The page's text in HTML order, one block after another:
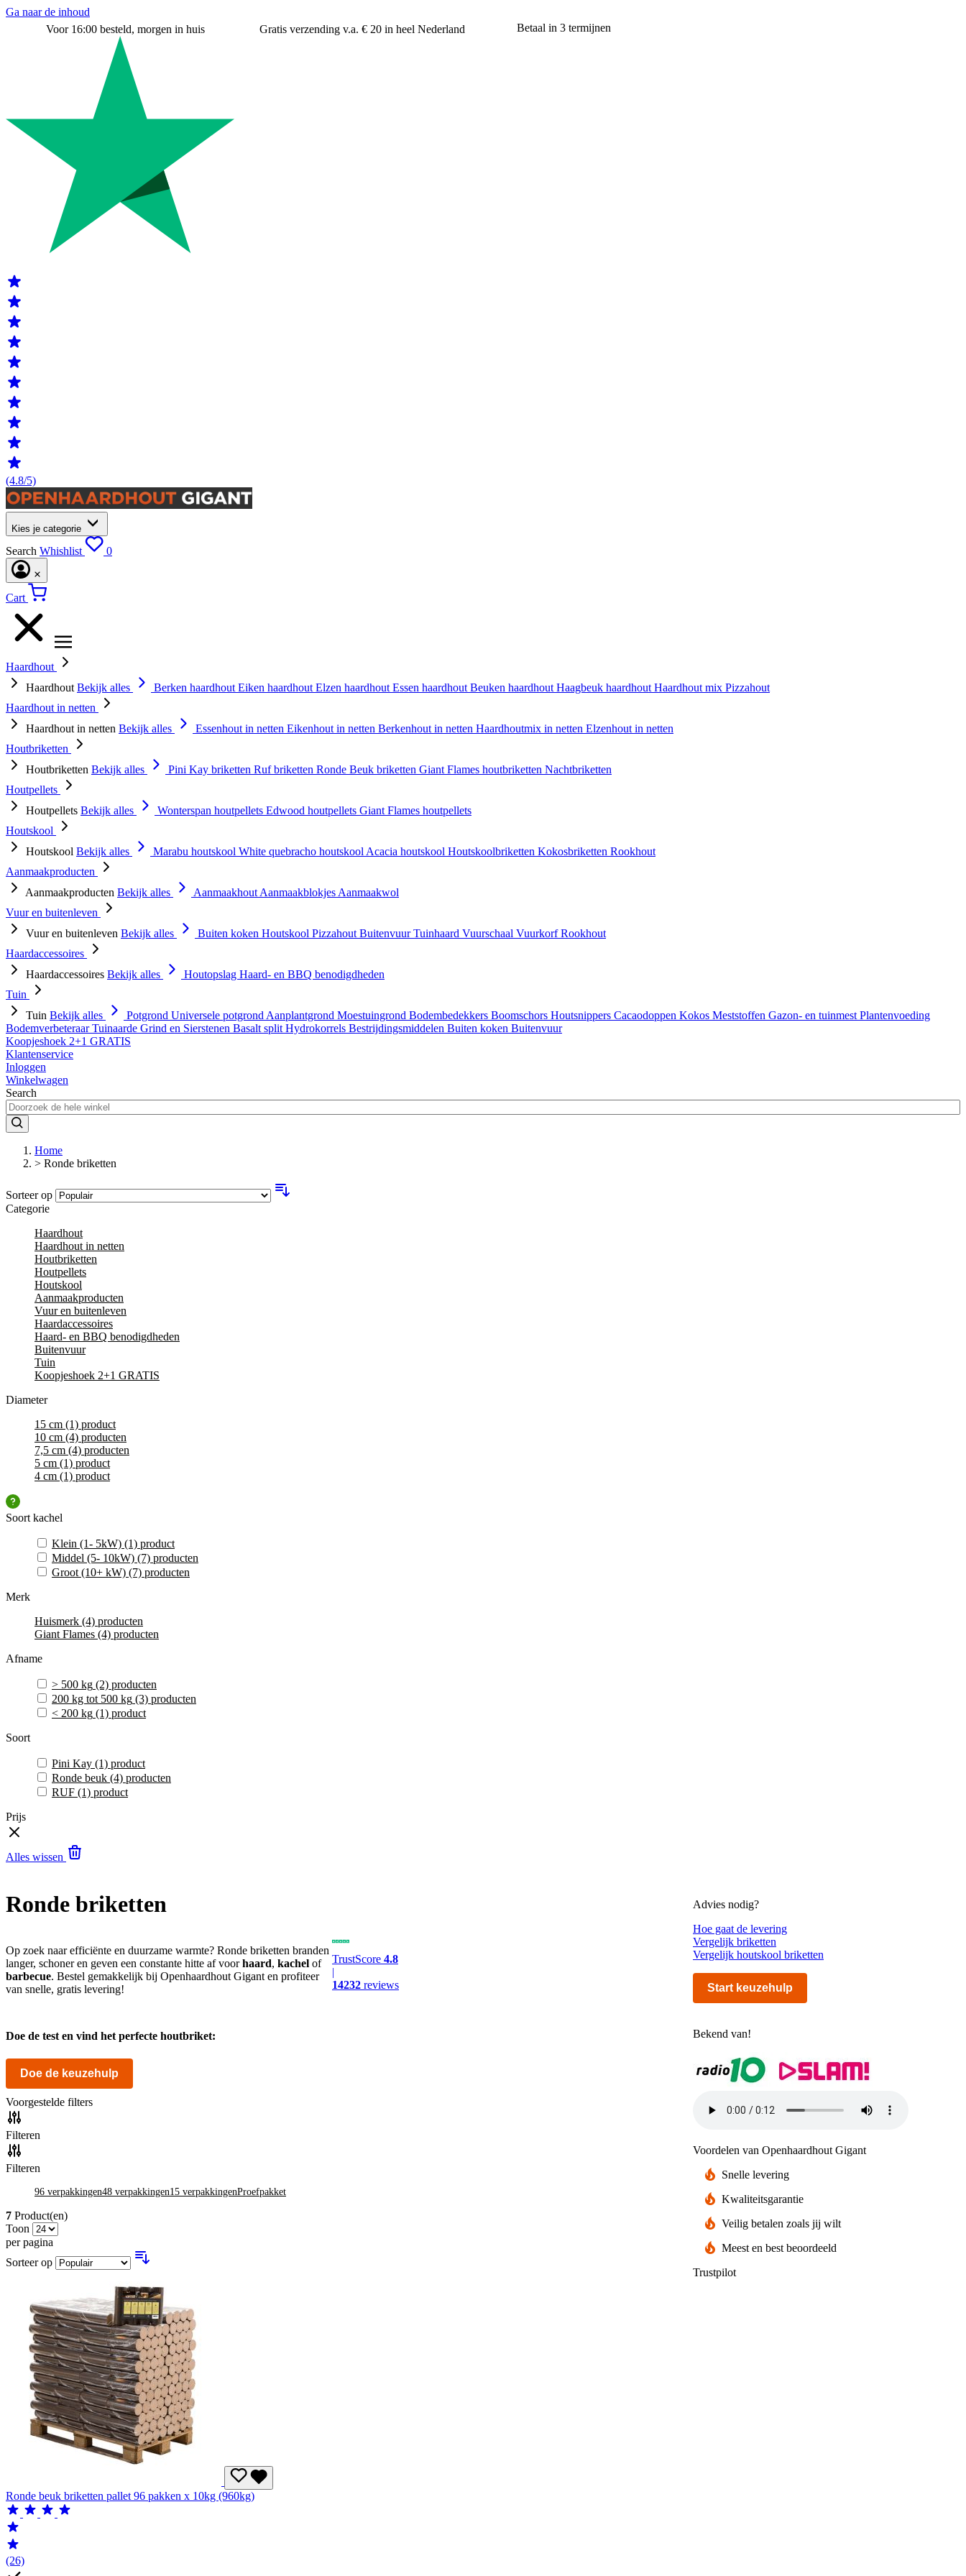
Ga naar de inhoud
Voor 16:00 besteld, morgen in huis
Gratis verzending v.a. € 20 in heel Nederland Betaal in 3 termijnen
(4.8/5)
Kies je categorie
Search Whishlist 0
Cart
Haardhout
Haardhout Bekijk alles Berken haardhout Eiken haardhout Elzen haardhout Essen haardhout Beuken haardhout Haagbeuk haardhout Haardhout mix Pizzahout
Haardhout in netten
Haardhout in netten Bekijk alles Essenhout in netten Eikenhout in netten Berkenhout in netten Haardhoutmix in netten Elzenhout in netten
Houtbriketten
Houtbriketten Bekijk alles Pini Kay briketten Ruf briketten Ronde Beuk briketten Giant Flames houtbriketten Nachtbriketten
Houtpellets
Houtpellets Bekijk alles Wonterspan houtpellets Edwood houtpellets Giant Flames houtpellets
Houtskool
Houtskool Bekijk alles Marabu houtskool White quebracho houtskool Acacia houtskool Houtskoolbriketten Kokosbriketten Rookhout
Aanmaakproducten
Aanmaakproducten Bekijk alles Aanmaakhout Aanmaakblokjes Aanmaakwol
Vuur en buitenleven
Vuur en buitenleven Bekijk alles Buiten koken Houtskool Pizzahout BuitenvuurTuinhaard Vuurschaal VuurkorfRookhout
Haardaccessoires
Haardaccessoires Bekijk alles Houtopslag Haard- en BBQ benodigdheden
Tuin
Tuin Bekijk alles Potgrond Universele potgrond Aanplantgrond Moestuingrond Bodembedekkers Boomschors Houtsnippers Cacaodoppen Kokos Meststoffen Gazon- en tuinmest Plantenvoeding
BodemverbeteraarTuinaarde Grind en Sierstenen Basalt split Hydrokorrels Bestrijdingsmiddelen Buiten koken Buitenvuur
Koopjeshoek 2+1 GRATIS
Klantenservice
Inloggen
Winkelwagen
Search
Home
> Ronde briketten
Sorteer op
Categorie
Haardhout
Haardhout in netten
Houtbriketten
Houtpellets
Houtskool
Aanmaakproducten
Vuur en buitenleven
Haardaccessoires
Haard- en BBQ benodigdheden
Buitenvuur
Tuin
Koopjeshoek 2+1 GRATIS
Diameter
15 cm (1) product
10 cm (4) producten
7,5 cm (4) producten
5 cm (1) product
4 cm (1) product
Soort kachel
Klein (1- 5kW) (1) product
Middel (5- 10kW) (7) producten
Groot (10+ kW) (7) producten
Merk
Huismerk (4) producten
Giant Flames (4) producten
Afname
> 500 kg (2) producten
200 kg tot 500 kg (3) producten
< 200 kg (1) product
Soort
Pini Kay (1) product
Ronde beuk (4) producten
RUF (1) product
Prijs
Alles wissen
Ronde briketten
Op zoek naar efficiënte en duurzame warmte? Ronde briketten branden
langer, schoner en geven een constante hitte af voorhaard, kachel of
barbecue. Bestel gemakkelijk bij Openhaardhout Gigant en profiteer
van snelle, gratis levering!
TrustScore 4.8
|
14232 reviews
Doe de test en vind het perfecte houtbriket:
Doe de keuzehulp
Voorgestelde filters
Filteren
Filteren
96 verpakkingen48 verpakkingen15 verpakkingenProefpakket
7 Product(en)
Toon
per pagina
Sorteer op
Ronde beuk briketten pallet 96 pakken x 10kg (960kg)
(26)
Advies nodig?
Hoe gaat de levering
Vergelijk briketten
Vergelijk houtskool briketten
Start keuzehulp
Bekend van!
Voordelen van Openhaardhout Gigant
Snelle levering
Kwaliteitsgarantie
Veilig betalen zoals jij wilt
Meest en best beoordeeld
Trustpilot